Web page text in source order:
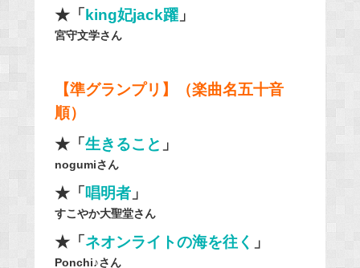
★「king妃jack躍」
宮守文学さん
【準グランプリ】（楽曲名五十音
順）
★「生きること 」
nogumiさん
★「唱明者」
すこやか大聖堂さん
★「ネオンライトの海を往く 」
Ponchi♪さん